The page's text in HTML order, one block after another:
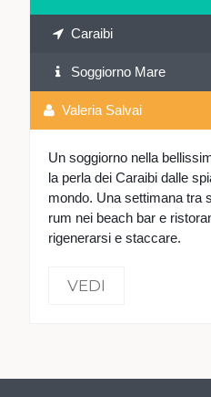
Caraibi
Soggiorno Mare
Valeria Salvai
Un soggiorno nella
la perla dei Caraibi dalle
mondo. Una settimana tra
rum nei beach bar e
rigenerarsi e staccare.
VEDI